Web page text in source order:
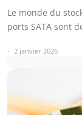
Le monde du
ports SATA sont
2 janvier 2026